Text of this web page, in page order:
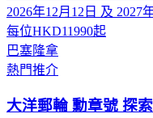
2026年12月12日 及 2027
每位HKD11990起
巴塞隆拿
熱門推介
大洋郵輪 勳章號 探